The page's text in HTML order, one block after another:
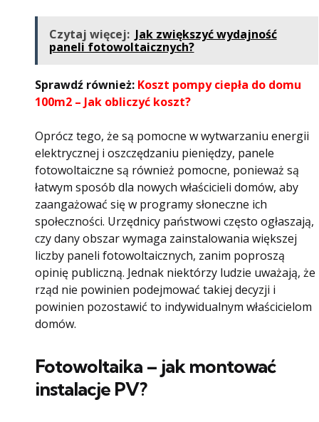
Czytaj więcej: Jak zwiększyć wydajność
paneli fotowoltaicznych?
Sprawdź również: Koszt pompy ciepła do domu
100m2 – Jak obliczyć koszt?
Oprócz tego, że są pomocne w wytwarzaniu energii
elektrycznej i oszczędzaniu pieniędzy, panele
fotowoltaiczne są również pomocne, ponieważ są
łatwym sposób dla nowych właścicieli domów, aby
zaangażować się w programy słoneczne ich
społeczności. Urzędnicy państwowi często ogłaszają,
czy dany obszar wymaga zainstalowania większej
liczby paneli fotowoltaicznych, zanim poproszą
opinię publiczną. Jednak niektórzy ludzie uważają, że
rząd nie powinien podejmować takiej decyzji i
powinien pozostawić to indywidualnym właścicielom
domów.
Fotowoltaika – jak montować
instalacje PV?